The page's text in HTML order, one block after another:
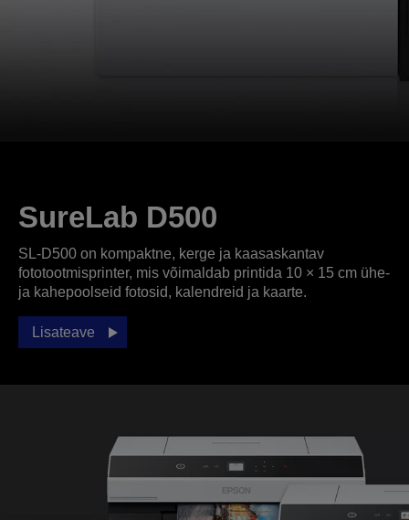
SureLab D500
SL-D500 on kompaktne, kerge ja kaasaskantav
fototootmisprinter, mis võimaldab printida 10 × 15 cm ühe-
ja kahepoolseid fotosid, kalendreid ja kaarte.
Lisateave